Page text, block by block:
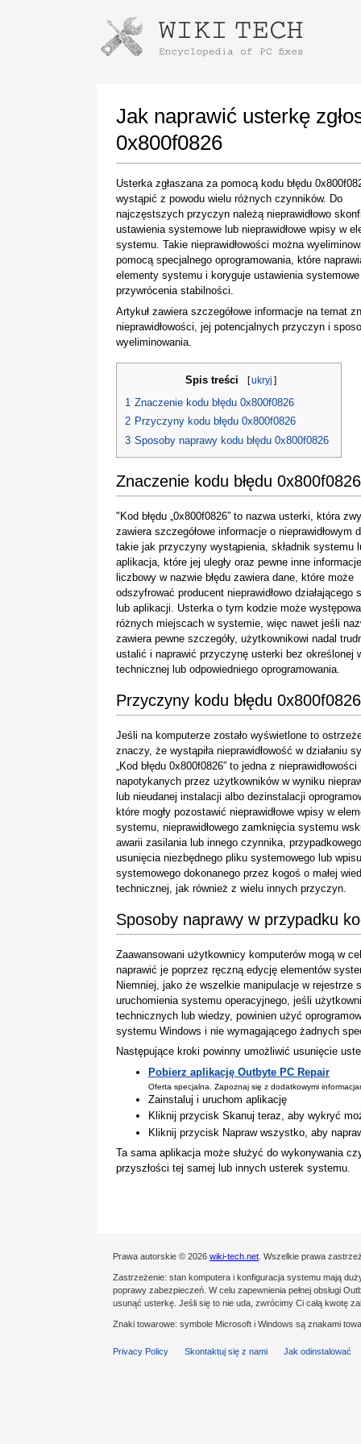
Jak naprawić usterkę
0x800f0826
Usterka zgłaszana za pomocą kodu błędu
wystąpić z powodu wielu różnych czynników. Do
najczęstszych przyczyn należą nieprawidłowo
ustawienia systemowe lub nieprawidłowe wpisy w
systemu. Takie nieprawidłowości można
pomocą specjalnego oprogramowania, które
elementy systemu i koryguje ustawienia
przywrócenia stabilności.
Artykuł zawiera szczegółowe informacje na temat
nieprawidłowości, jej potencjalnych przyczyn i
wyeliminowania.
Spis treści [ukryj ]
1 Znaczenie kodu błędu 0x800f0826
2 Przyczyny kodu błędu 0x800f0826
3 Sposoby naprawy kodu błędu 0x800f0826
Znaczenie kodu błędu 0x800f0826
"Kod błędu „0x800f0826” to nazwa usterki, która
zawiera szczegółowe informacje o nieprawidłowym
takie jak przyczyny wystąpienia, składnik systemu
aplikacja, które jej uległy oraz pewne inne
liczbowy w nazwie błędu zawiera dane, które może
odszyfrować producent nieprawidłowo działającego
lub aplikacji. Usterka o tym kodzie może
różnych miejscach w systemie, więc nawet jeśli
zawiera pewne szczegóły, użytkownikowi nadal
ustalić i naprawić przyczynę usterki bez określonej
technicznej lub odpowiedniego oprogramowania.
Przyczyny kodu błędu 0x800f0826
Jeśli na komputerze zostało wyświetlone to
znaczy, że wystąpiła nieprawidłowość w działaniu
„Kod błędu 0x800f0826” to jedna z nieprawidłowości
napotykanych przez użytkowników w wyniku
lub nieudanej instalacji albo dezinstalacji
które mogły pozostawić nieprawidłowe wpisy w
systemu, nieprawidłowego zamknięcia systemu
awarii zasilania lub innego czynnika, przypadkowego
usunięcia niezbędnego pliku systemowego lub
systemowego dokonanego przez kogoś o małej
technicznej, jak również z wielu innych przyczyn.
Sposoby naprawy w przypadku
Zaawansowani użytkownicy komputerów mogą w
naprawić je poprzez ręczną edycję elementów
Niemniej, jako że wszelkie manipulacje w
uruchomienia systemu operacyjnego, jeśli
technicznych lub wiedzy, powinien użyć
systemu Windows i nie wymagającego żadnych
Następujące kroki powinny umożliwić usunięcie
Pobierz aplikację Outbyte PC Repair
Oferta specjalna. Zapoznaj się z dodatkowymi
Zainstaluj i uruchom aplikację
Kliknij przycisk Skanuj teraz, aby wykryć
Kliknij przycisk Napraw wszystko, aby
Ta sama aplikacja może służyć do wykonywania
przyszłości tej samej lub innych usterek systemu.
Prawa autorskie © 2026 wiki-tech.net . Wszelkie prawa
Zastrzeżenie: stan komputera i konfiguracja systemu mają
poprawy zabezpieczeń. W celu zapewnienia pełnej obsługi
usunąć usterkę. Jeśli się to nie uda, zwrócimy Ci całą kwotę
Znaki towarowe: symbole Microsoft i Windows są znakami
Privacy Policy Skontaktuj się z nami Jak odinstalować
Instructions for downloading using
Once the download is complete, click on the
downloaded file link